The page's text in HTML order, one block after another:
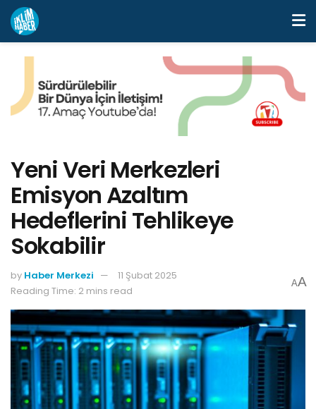
Yeni Veri Merkezleri
Emisyon Azaltım
Hedeflerini Tehlikeye
Sokabilir
by Haber Merkezi
11 Şubat 2025
Reading Time: 2 mins read
AA